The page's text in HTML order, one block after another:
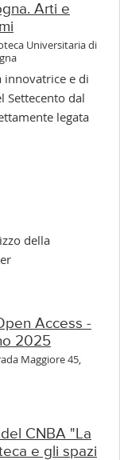
Arti e
Universitaria di
innovatrice e di
Settecento dal
legata
della
Access -
2025
CNBA "La
e gli spazi